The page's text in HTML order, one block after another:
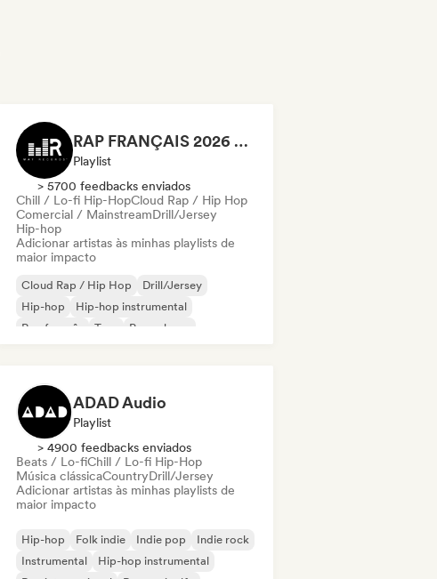
RAP FRANÇAIS 2026 🔥🇫🇷 (Way Records)
Playlist
> 5700 feedbacks enviados
Chill / Lo-fi Hip-HopCloud Rap / Hip Hop
Comercial / MainstreamDrill/Jersey
Hip-hop
Adicionar artistas às minhas playlists de
maior impacto
Cloud Rap / Hip Hop
Drill/Jersey
Hip-hop
Hip-hop instrumental
Rap francês
Trap
Pop urbano
ADAD Audio
Playlist
> 4900 feedbacks enviados
Beats / Lo-fiChill / Lo-fi Hip-Hop
Música clássicaCountryDrill/Jersey
Adicionar artistas às minhas playlists de
maior impacto
Hip-hop Folk indie Indie pop
Indie rock
Instrumental
Hip-hop instrumental